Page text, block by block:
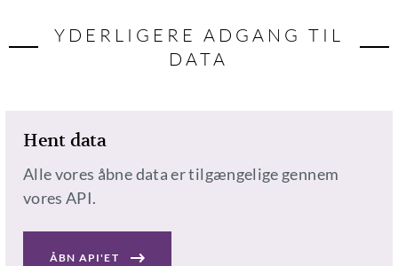
YDERLIGERE ADGANG TIL
DATA
Hent data
Alle vores åbne data er tilgængelige gennem
vores API.
ÅBN API'ET